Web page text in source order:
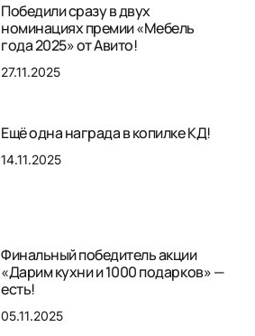
Победили сразу в двух
номинациях премии «Мебель
года 2025» от Авито!
27.11.2025
Ещё одна награда в копилке КД!
14.11.2025
Финальный победитель акции
«Дарим кухни и 1000 подарков» —
есть!
05.11.2025